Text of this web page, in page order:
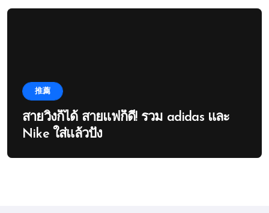
推薦
สายวิ่งก็ได้ สายแฟก็ดี! รวม adidas และ
Nike ใส่แล้วปัง